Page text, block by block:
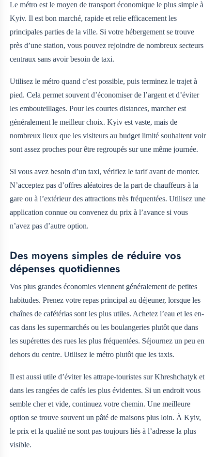
Le métro est le moyen de transport économique le plus simple à
Kyiv. Il est bon marché, rapide et relie efficacement les
principales parties de la ville. Si votre hébergement se trouve
près d’une station, vous pouvez rejoindre de nombreux secteurs
centraux sans avoir besoin de taxi.
Utilisez le métro quand c’est possible, puis terminez le trajet à
pied. Cela permet souvent d’économiser de l’argent et d’éviter
les embouteillages. Pour les courtes distances, marcher est
généralement le meilleur choix. Kyiv est vaste, mais de
nombreux lieux que les visiteurs au budget limité souhaitent voir
sont assez proches pour être regroupés sur une même journée.
Si vous avez besoin d’un taxi, vérifiez le tarif avant de monter.
N’acceptez pas d’offres aléatoires de la part de chauffeurs à la
gare ou à l’extérieur des attractions très fréquentées. Utilisez une
application connue ou convenez du prix à l’avance si vous
n’avez pas d’autre option.
Des moyens simples de réduire vos
dépenses quotidiennes
Vos plus grandes économies viennent généralement de petites
habitudes. Prenez votre repas principal au déjeuner, lorsque les
chaînes de cafétérias sont les plus utiles. Achetez l’eau et les en-
cas dans les supermarchés ou les boulangeries plutôt que dans
les supérettes des rues les plus fréquentées. Séjournez un peu en
dehors du centre. Utilisez le métro plutôt que les taxis.
Il est aussi utile d’éviter les attrape-touristes sur Khreshchatyk et
dans les rangées de cafés les plus évidentes. Si un endroit vous
semble cher et vide, continuez votre chemin. Une meilleure
option se trouve souvent un pâté de maisons plus loin. À Kyiv,
le prix et la qualité ne sont pas toujours liés à l’adresse la plus
visible.